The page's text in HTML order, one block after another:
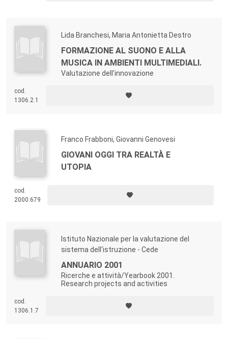
Lida Branchesi, Maria Antonietta Destro
FORMAZIONE AL SUONO E ALLA
MUSICA IN AMBIENTI MULTIMEDIALI.
Valutazione dell'innovazione
cod.
1306.2.1
Franco Frabboni, Giovanni Genovesi
GIOVANI OGGI TRA REALTÀ E
UTOPIA
cod.
2000.679
Istituto Nazionale per la valutazione del
sistema dell'istruzione - Cede
ANNUARIO 2001
Ricerche e attività/Yearbook 2001.
Research projects and activities
cod.
1306.1.7